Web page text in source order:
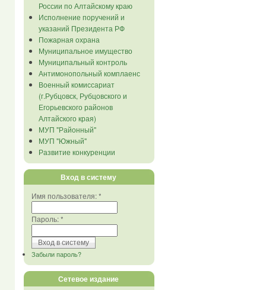
России по Алтайскому краю
Исполнение поручений и
указаний Президента РФ
Пожарная охрана
Муниципальное имущество
Муниципальный контроль
Антимонопольный комплаенс
Военный комиссариат
(г.Рубцовск, Рубцовского и
Егорьевского районов
Алтайского края)
МУП "Районный"
МУП "Южный"
Развитие конкуренции
Вход в систему
Имя пользователя:*
Пароль:*
Забыли пароль?
Сетевое издание